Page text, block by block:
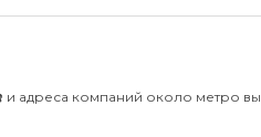
и адреса компаний около метро вы